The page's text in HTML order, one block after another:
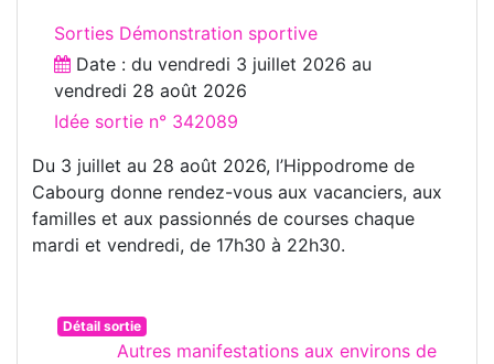
Sorties Démonstration sportive
Date : du vendredi 3 juillet 2026 au
vendredi 28 août 2026
Idée sortie n° 342089
Du 3 juillet au 28 août 2026, l’Hippodrome de
Cabourg donne rendez-vous aux vacanciers, aux
familles et aux passionnés de courses chaque
mardi et vendredi, de 17h30 à 22h30.
Détail sortie
Autres manifestations aux environs de